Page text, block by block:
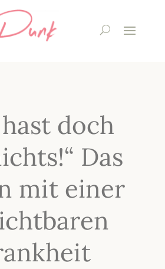
doch
Das
mit einer